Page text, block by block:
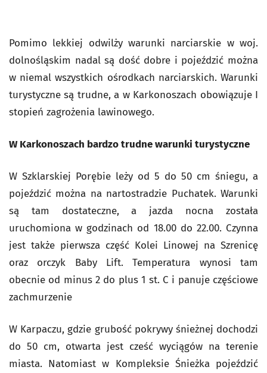
Pomimo lekkiej odwilży warunki narciarskie w woj.
dolnośląskim nadal są dość dobre i pojeździć można
w niemal wszystkich ośrodkach narciarskich. Warunki
turystyczne są trudne, a w Karkonoszach obowiązuje I
stopień zagrożenia lawinowego.
W Karkonoszach bardzo trudne warunki turystyczne
W Szklarskiej Porębie leży od 5 do 50 cm śniegu, a
pojeździć można na nartostradzie Puchatek. Warunki
są tam dostateczne, a jazda nocna została
uruchomiona w godzinach od 18.00 do 22.00. Czynna
jest także pierwsza część Kolei Linowej na Szrenicę
oraz orczyk Baby Lift. Temperatura wynosi tam
obecnie od minus 2 do plus 1 st. C i panuje częściowe
zachmurzenie
W Karpaczu, gdzie grubość pokrywy śnieżnej dochodzi
do 50 cm, otwarta jest cześć wyciągów na terenie
miasta. Natomiast w Kompleksie Śnieżka pojeździć